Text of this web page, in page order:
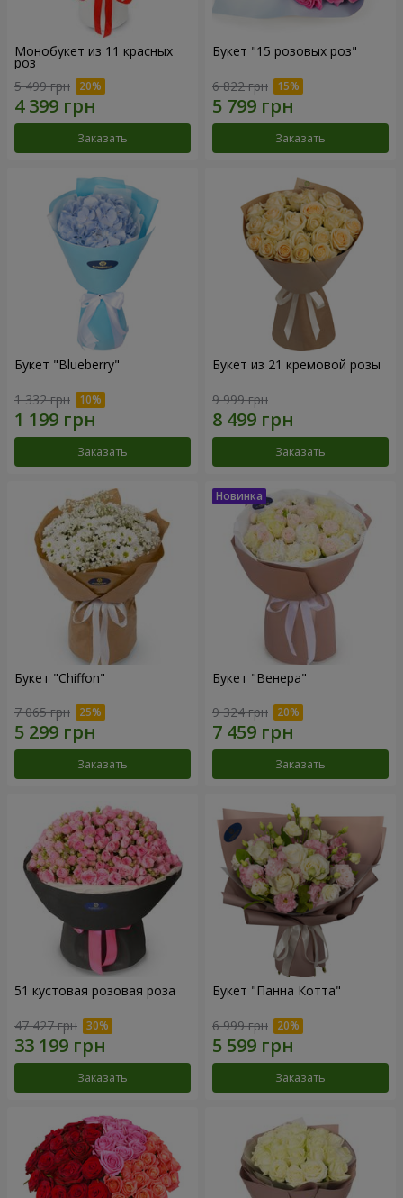
Монобукет из 11 красных
роз
5 499 грн
Заказать
Букет "15 розовых роз"
6 822 грн
Заказать
Букет "Blueberry"
1 332 грн
Заказать
Букет из 21 кремовой розы
9 999 грн
Заказать
Букет "Chiffon"
7 065 грн
Заказать
Букет "Венера"
9 324 грн
Заказать
51 кустовая розовая роза
47 427 грн
Заказать
Букет "Панна Котта"
6 999 грн
Заказать